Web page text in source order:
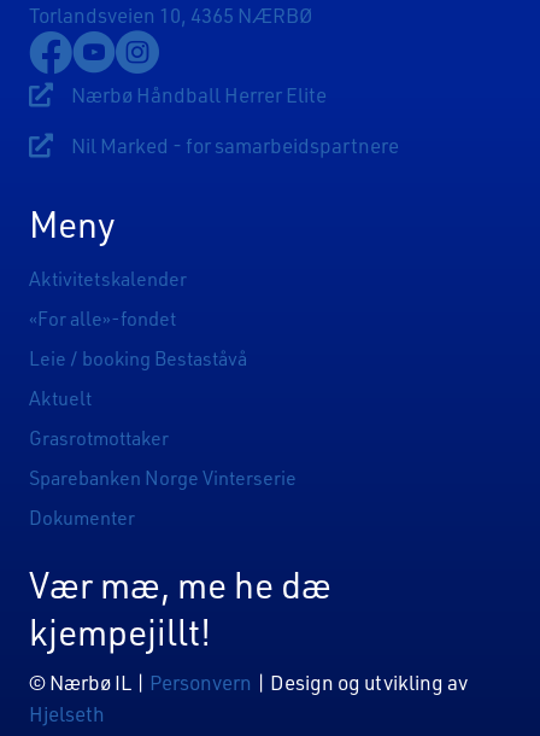
Torlandsveien 10, 4365 NÆRBØ
Lenke til Nærbø Idrettslags Facebookside
Lenke til Nærbø Idrettslags YouTube-kanal
Lenke til Nærbø Idrettslags Instagram
Lenke til Nærbø Håndball Herrer Elite
Nærbø Håndball Herrer Elite
Lenke til Sponsorsider
Nil Marked - for samarbeidspartnere
Meny
Aktivitetskalender
«For alle»-fondet
Leie / booking Bestaståvå
Aktuelt
Grasrotmottaker
Sparebanken Norge Vinterserie
Dokumenter
Vær mæ, me he dæ
kjempejillt!
© Nærbø IL | Personvern | Design og utvikling av
Hjelseth